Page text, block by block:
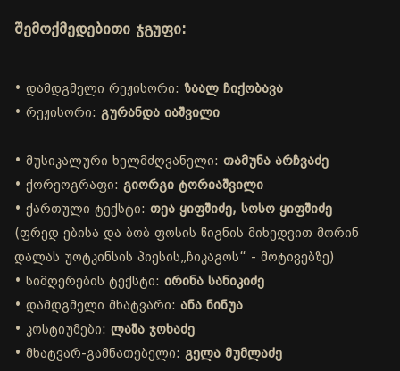
შემოქმედებითი ჯგუფი:
• დამდგმელი რეჟისორი: ზაალ ჩიქობავა
• რეჟისორი: გურანდა იაშვილი
• მუსიკალური ხელმძღვანელი: თამუნა არჩვაძე
• ქორეოგრაფი: გიორგი ტორიაშვილი
• ქართული ტექსტი: თეა ყიფშიძე, სოსო ყიფშიძე
(ფრედ ებისა და ბობ ფოსის წიგნის მიხედვით მორინ
დალას უოტკინსის პიესის„ჩიკაგოს“ - მოტივებზე)
• სიმღერების ტექსტი: ირინა სანიკიძე
• დამდგმელი მხატვარი: ანა ნინუა
• კოსტიუმები: ლაშა ჯოხაძე
• მხატვარ-გამნათებელი: გელა მუმლაძე